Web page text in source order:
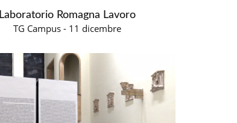
Laboratorio Romagna Lavoro
TG Campus - 11 dicembre